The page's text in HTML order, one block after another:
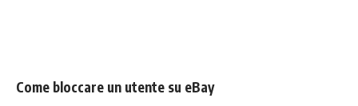
Come bloccare un utente su eBay